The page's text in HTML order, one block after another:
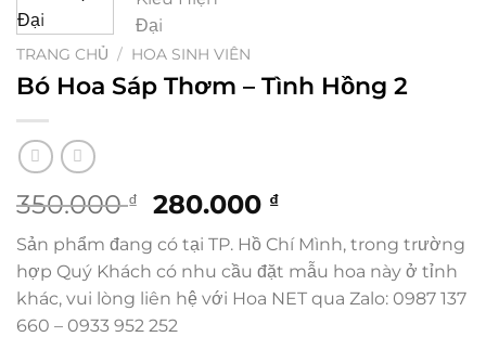
TRANG CHỦ / HOA SINH VIÊN
Bó Hoa Sáp Thơm – Tình Hồng 2
350.000₫
Giá
là:
350.000 ₫.
280.000 ₫Giá
tại
là:
280.000 ₫.
Sản phẩm đang có tại TP. Hồ Chí Mình, trong trường
hợp Quý Khách có nhu cầu đặt mẫu hoa này ở tỉnh
khác, vui lòng liên hệ với Hoa NET qua Zalo: 0987 137
660 – 0933 952 252